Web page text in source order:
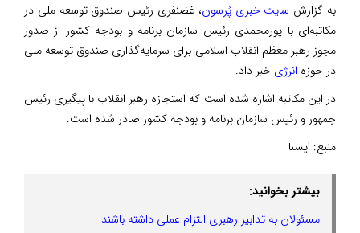
به گزارش سایت خبری پُرسون، غضنفری رئیس صندوق توسعه ملی در
مکاتبه‌ای با پورمحمدی رئیس سازمان برنامه و بودجه کشور از صدور
مجوز رهبر معظم انقلاب اسلامی برای سرمایه‌گذاری صندوق توسعه ملی
در حوزه انرژی خبر داد.
در این مکاتبه اشاره شده است که استجازه رهبر انقلاب با پیگیری رئیس
جمهور و رئیس سازمان برنامه و بودجه کشور صادر شده است.
منبع: ایسنا
بیشتر بخوانید:
مسئولان به تدابیر رهبری التزام عملی داشته باشند